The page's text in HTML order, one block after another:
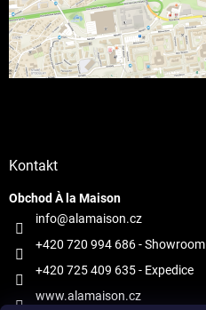
Kontakt
Obchod À la Maison
info@alamaison.cz
+420 720 994 686- Showroom
+420 725 409 635- Expedice
www.alamaison.cz